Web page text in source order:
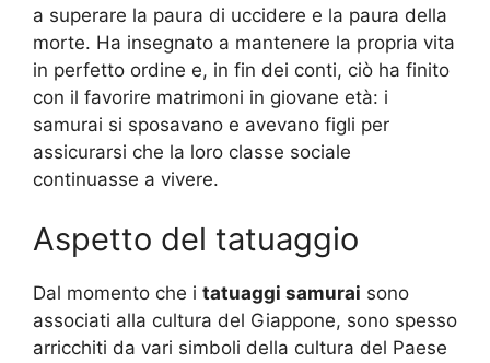
a superare la paura di uccidere e la paura della
morte. Ha insegnato a mantenere la propria vita
in perfetto ordine e, in fin dei conti, ciò ha finito
con il favorire matrimoni in giovane età: i
samurai si sposavano e avevano figli per
assicurarsi che la loro classe sociale
continuasse a vivere.
Aspetto del tatuaggio
Dal momento che i tatuaggi samurai sono
associati alla cultura del Giappone, sono spesso
arricchiti da vari simboli della cultura del Paese